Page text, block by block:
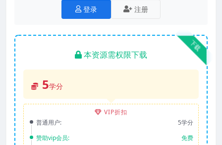
登录 注册
下载
本资源需权限下载
5学分
VIP折扣
普通用户:
5学分
赞助vip会员:
免费